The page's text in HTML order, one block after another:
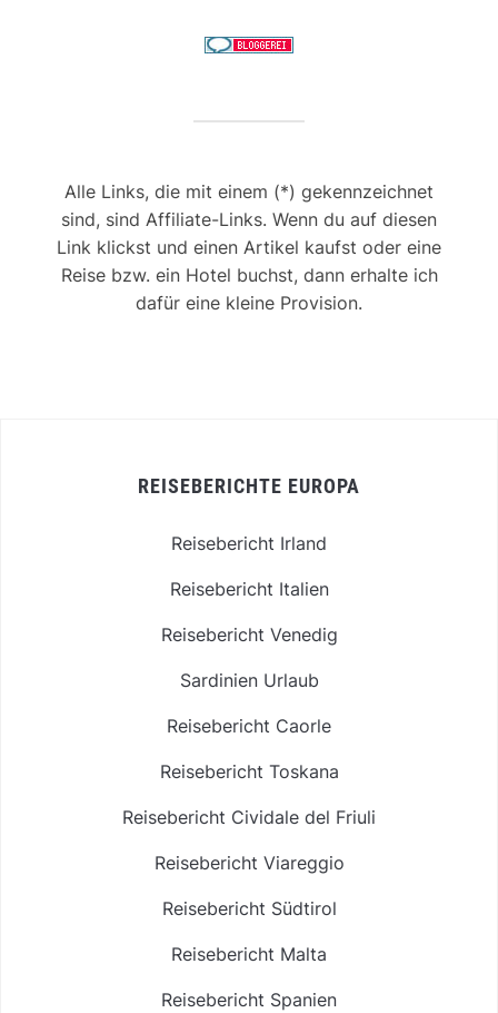
Alle Links, die mit einem (*) gekennzeichnet
sind, sind Affiliate-Links. Wenn du auf diesen
Link klickst und einen Artikel kaufst oder eine
Reise bzw. ein Hotel buchst, dann erhalte ich
dafür eine kleine Provision.
REISEBERICHTE EUROPA
Reisebericht Irland
Reisebericht Italien
Reisebericht Venedig
Sardinien Urlaub
Reisebericht Caorle
Reisebericht Toskana
Reisebericht Cividale del Friuli
Reisebericht Viareggio
Reisebericht Südtirol
Reisebericht Malta
Reisebericht Spanien